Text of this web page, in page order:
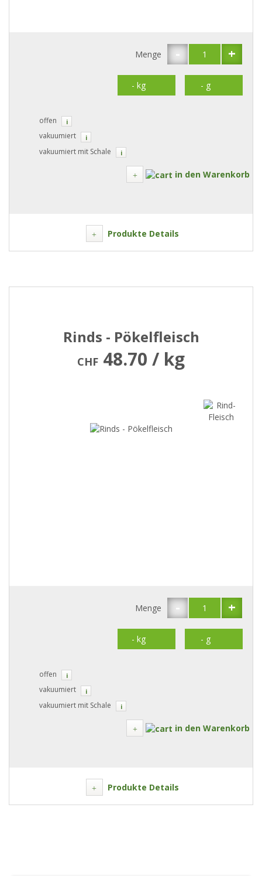
Produkte Details
- +
Menge
offen i
vakuumiert i
vakuumiert mit Schale i
in den Warenkorb
Rinds - Pökelfleisch
CHF 48.70 / kg
Produkte Details
- +
Menge
offen i
vakuumiert i
vakuumiert mit Schale i
in den Warenkorb